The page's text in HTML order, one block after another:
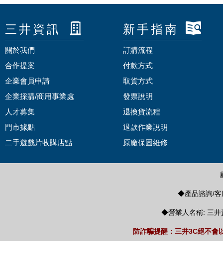
三井資訊
關於我們
合作提案
企業會員申請
企業採購/商用事業處
人才募集
門市據點
二手遊戲片收購店點
新手指南
訂購流程
付款方式
取貨方式
發票說明
退換貨流程
退款作業說明
原廠保固維修
◆產品諮詢/客
◆營業人名稱: 三井
防詐騙提醒：三井3C絕不會